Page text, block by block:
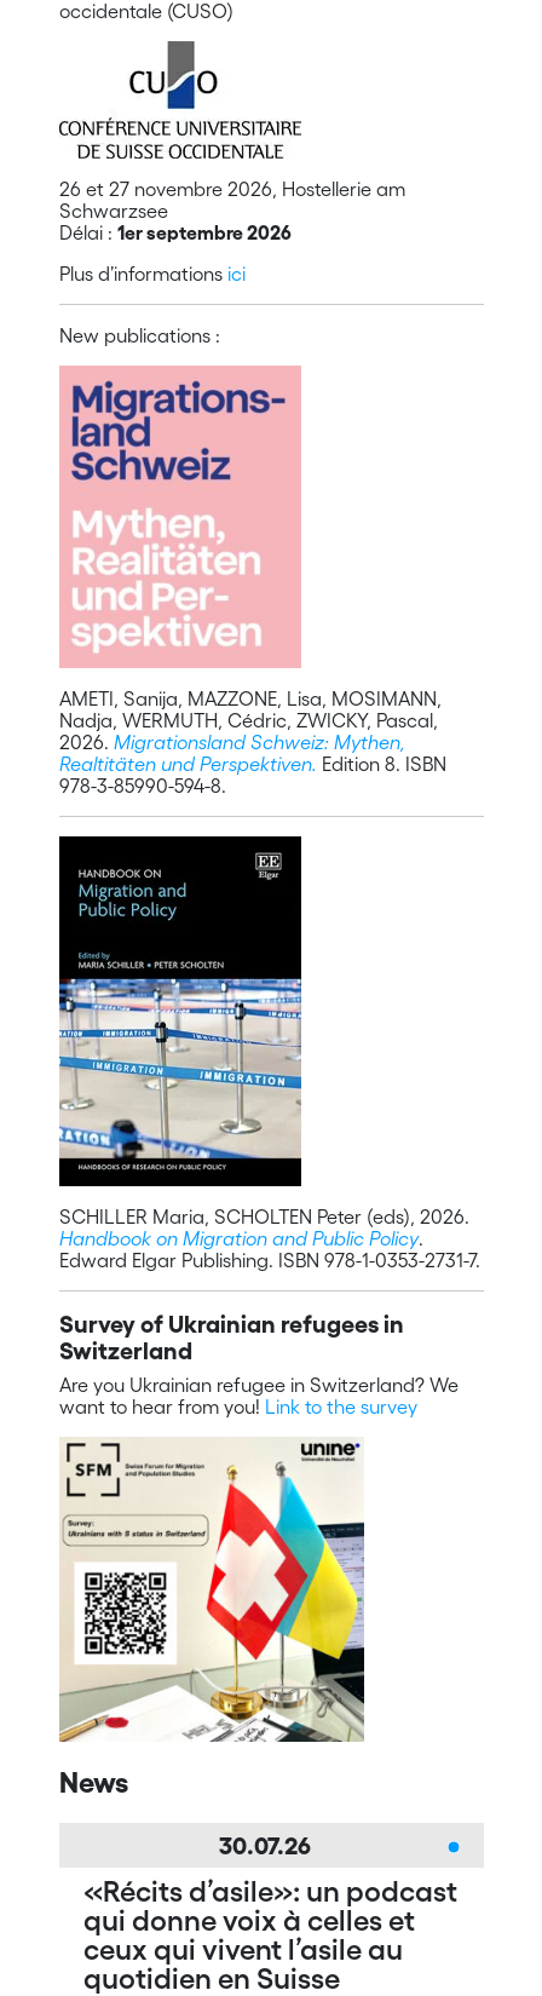
occidentale (CUSO)
26 et 27 novembre 2026, Hostellerie am
Schwarzsee
Délai : 1er septembre 2026
Plus d’informations ici
New publications :
AMETI, Sanija, MAZZONE, Lisa, MOSIMANN,
Nadja, WERMUTH, Cédric, ZWICKY, Pascal,
2026. Migrationsland Schweiz: Mythen,
Realtitäten und Perspektiven. Edition 8. ISBN
978-3-85990-594-8.
SCHILLER Maria, SCHOLTEN Peter (eds), 2026.
Handbook on Migration and Public Policy.
Edward Elgar Publishing. ISBN 978-1-0353-2731-7.
Survey of Ukrainian refugees in
Switzerland
Are you Ukrainian refugee in Switzerland? We
want to hear from you! Link to the survey
News
30.07.26
«Récits d’asile»: un podcast
qui donne voix à celles et
ceux qui vivent l’asile au
quotidien en Suisse